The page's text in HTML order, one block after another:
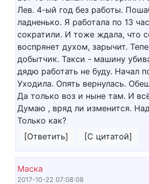
Лев. 4-ый год без работы.
ладненько. Я работала по 13
сократили. И тоже ждала, что
воспрянет духом, зарычит.
добытчик. Такси - машину
дядю работать не буду. Начал
Уходила. Опять вернулась.
Да только воз и ныне там. И
Думаю , вряд ли изменится.
Только как?
[Ответить]
[С цитатой]
Маска
2017-10-22 07:08:08